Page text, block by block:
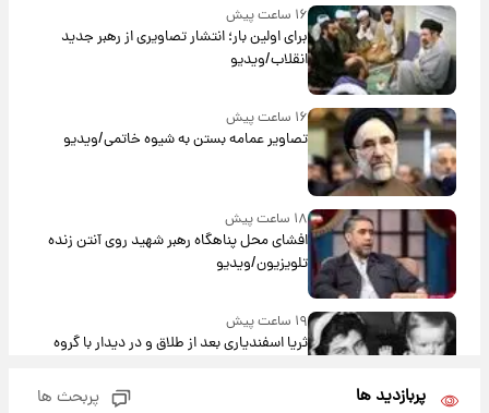
۱۶ ساعت پیش
برای اولین بار؛ انتشار تصاویری از رهبر جدید
انقلاب/ویدیو
۱۶ ساعت پیش
تصاویر عمامه بستن به شیوه خاتمی/ویدیو
۱۸ ساعت پیش
افشای محل پناهگاه‌ رهبر شهید روی آنتن زنده
تلویزیون/ویدیو
۱۹ ساعت پیش
ثریا اسفندیاری بعد از طلاق و در دیدار با گروه
پربازدید ها پربحث ها